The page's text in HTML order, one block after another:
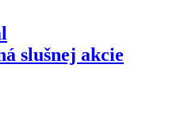
slušnej akcie